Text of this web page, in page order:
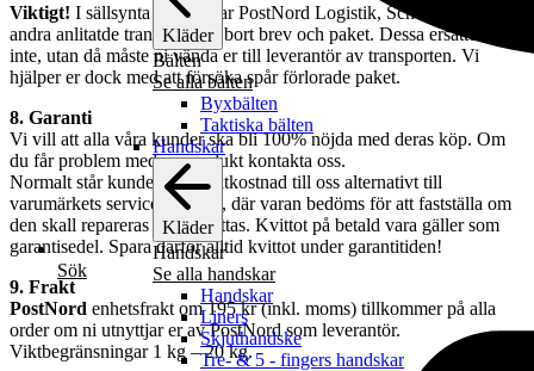
Kläder
Bälten
Se alla bälten
Byxbälten
Taktiska bälten
Handskar
Kläder
Handskar
Se alla handskar
Handskar
Liners
Skjuthandske
Tre- & 5 - fingers handskar
Sök
Viktigt! I sällsynta fall slarvar PostNord Logistik, Schenker och
andra anlitatde transportörer bort brev och paket. Dessa ersätter vi
inte, utan då måste ni vända er till leverantör av transporten. Vi
hjälper er dock med att försöka spår förlorade paket.
8. Garanti
Vi vill att alla våra kunder ska bli 100% nöjda med deras köp. Om
du får problem med en produkt kontakta oss.
Normalt står kunden för fraktkostnad till oss alternativt till
varumärkets serviceverkstad, där varan bedöms för att fastställa om
den skall repareras eller ersättas. Kvittot på betald vara gäller som
garantisedel. Spara därför alltid kvittot under garantitiden!
9. Frakt
PostNord enhetsfrakt om 195 kr (inkl. moms) tillkommer på alla
order om ni utnyttjar er av PostNord som leverantör.
Viktbegränsningar 1 kg – 20 kg.